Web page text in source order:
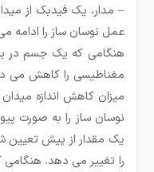
– مدار، یک فیدبک از
عمل نوسان ساز را ادامه
هنگامی که یک جسم در
مغناطیسی را کاهش می
میزان کاهش اندازه
نوسان ساز را به صورت
یک مقدار از پیش تعیین
را تغییر می دهد.